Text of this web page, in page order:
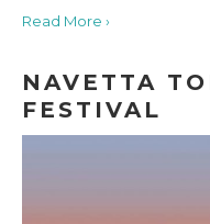
Read More ›
NAVETTA
FESTIVAL